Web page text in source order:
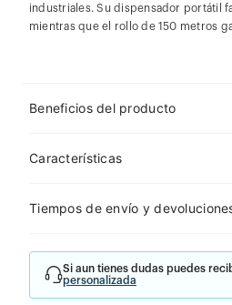
industriales. Su dispensador portátil
mientras que el rollo de 150 metros
Beneficios del producto
Características
Tiempos de envío y
Si aun tienes dudas puedes
personalizada